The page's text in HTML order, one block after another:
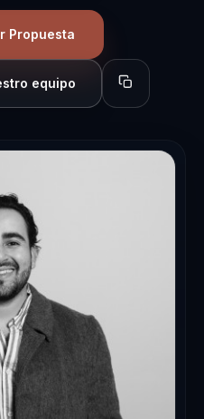
Propuesta
equipo Copiar perfil